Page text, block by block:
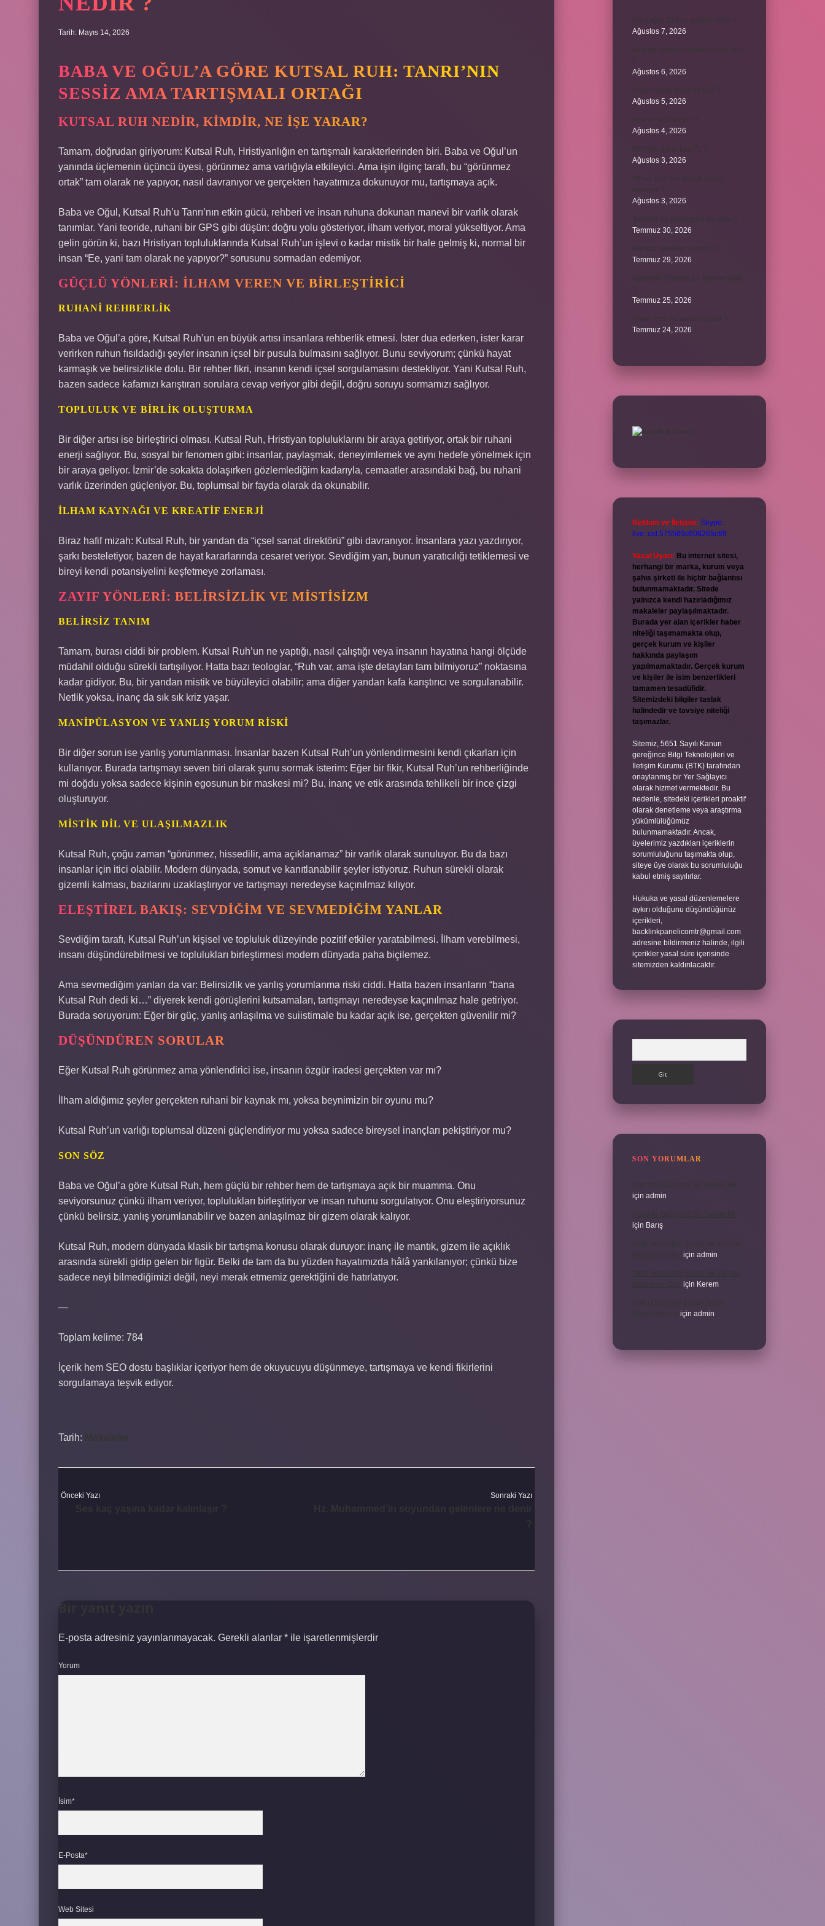
Tarih: Mayıs 14, 2026
BABA VE OĞUL’A GÖRE KUTSAL RUH: TANRI’NIN
SESSIZ AMA TARTIŞMALI ORTAĞI
KUTSAL RUH NEDIR, KIMDIR, NE İŞE YARAR?
Tamam, doğrudan giriyorum: Kutsal Ruh, Hristiyanlığın en tartışmalı karakterlerinden biri. Baba ve Oğul’un
yanında üçlemenin üçüncü üyesi, görünmez ama varlığıyla etkileyici. Ama işin ilginç tarafı, bu “görünmez
ortak” tam olarak ne yapıyor, nasıl davranıyor ve gerçekten hayatımıza dokunuyor mu, tartışmaya açık.
Baba ve Oğul, Kutsal Ruh’u Tanrı’nın etkin gücü, rehberi ve insan ruhuna dokunan manevi bir varlık olarak
tanımlar. Yani teoride, ruhani bir GPS gibi düşün: doğru yolu gösteriyor, ilham veriyor, moral yükseltiyor. Ama
gelin görün ki, bazı Hristiyan topluluklarında Kutsal Ruh’un işlevi o kadar mistik bir hale gelmiş ki, normal bir
insan “Ee, yani tam olarak ne yapıyor?” sorusunu sormadan edemiyor.
GÜÇLÜ YÖNLERI: İLHAM VEREN VE BIRLEŞTIRICI
RUHANI REHBERLIK
Baba ve Oğul’a göre, Kutsal Ruh’un en büyük artısı insanlara rehberlik etmesi. İster dua ederken, ister karar
verirken ruhun fısıldadığı şeyler insanın içsel bir pusula bulmasını sağlıyor. Bunu seviyorum; çünkü hayat
karmaşık ve belirsizlikle dolu. Bir rehber fikri, insanın kendi içsel sorgulamasını destekliyor. Yani Kutsal Ruh,
bazen sadece kafamızı karıştıran sorulara cevap veriyor gibi değil, doğru soruyu sormamızı sağlıyor.
TOPLULUK VE BIRLIK OLUŞTURMA
Bir diğer artısı ise birleştirici olması. Kutsal Ruh, Hristiyan topluluklarını bir araya getiriyor, ortak bir ruhani
enerji sağlıyor. Bu, sosyal bir fenomen gibi: insanlar, paylaşmak, deneyimlemek ve aynı hedefe yönelmek için
bir araya geliyor. İzmir’de sokakta dolaşırken gözlemlediğim kadarıyla, cemaatler arasındaki bağ, bu ruhani
varlık üzerinden güçleniyor. Bu, toplumsal bir fayda olarak da okunabilir.
İLHAM KAYNAĞI VE KREATIF ENERJI
Biraz hafif mizah: Kutsal Ruh, bir yandan da “içsel sanat direktörü” gibi davranıyor. İnsanlara yazı yazdırıyor,
şarkı besteletiyor, bazen de hayat kararlarında cesaret veriyor. Sevdiğim yan, bunun yaratıcılığı tetiklemesi ve
bireyi kendi potansiyelini keşfetmeye zorlaması.
ZAYIF YÖNLERI: BELIRSIZLIK VE MISTISIZM
BELIRSIZ TANIM
Tamam, burası ciddi bir problem. Kutsal Ruh’un ne yaptığı, nasıl çalıştığı veya insanın hayatına hangi ölçüde
müdahil olduğu sürekli tartışılıyor. Hatta bazı teologlar, “Ruh var, ama işte detayları tam bilmiyoruz” noktasına
kadar gidiyor. Bu, bir yandan mistik ve büyüleyici olabilir; ama diğer yandan kafa karıştırıcı ve sorgulanabilir.
Netlik yoksa, inanç da sık sık kriz yaşar.
MANIPÜLASYON VE YANLIŞ YORUM RISKI
Bir diğer sorun ise yanlış yorumlanması. İnsanlar bazen Kutsal Ruh’un yönlendirmesini kendi çıkarları için
kullanıyor. Burada tartışmayı seven biri olarak şunu sormak isterim: Eğer bir fikir, Kutsal Ruh’un rehberliğinde
mi doğdu yoksa sadece kişinin egosunun bir maskesi mi? Bu, inanç ve etik arasında tehlikeli bir ince çizgi
oluşturuyor.
MISTIK DIL VE ULAŞILMAZLIK
Kutsal Ruh, çoğu zaman “görünmez, hissedilir, ama açıklanamaz” bir varlık olarak sunuluyor. Bu da bazı
insanlar için itici olabilir. Modern dünyada, somut ve kanıtlanabilir şeyler istiyoruz. Ruhun sürekli olarak
gizemli kalması, bazılarını uzaklaştırıyor ve tartışmayı neredeyse kaçınılmaz kılıyor.
ELEŞTIREL BAKIŞ: SEVDIĞIM VE SEVMEDIĞIM YANLAR
Sevdiğim tarafı, Kutsal Ruh’un kişisel ve topluluk düzeyinde pozitif etkiler yaratabilmesi. İlham verebilmesi,
insanı düşündürebilmesi ve toplulukları birleştirmesi modern dünyada paha biçilemez.
Ama sevmediğim yanları da var: Belirsizlik ve yanlış yorumlanma riski ciddi. Hatta bazen insanların “bana
Kutsal Ruh dedi ki…” diyerek kendi görüşlerini kutsamaları, tartışmayı neredeyse kaçınılmaz hale getiriyor.
Burada soruyorum: Eğer bir güç, yanlış anlaşılma ve suiistimale bu kadar açık ise, gerçekten güvenilir mi?
DÜŞÜNDÜREN SORULAR
Eğer Kutsal Ruh görünmez ama yönlendirici ise, insanın özgür iradesi gerçekten var mı?
İlham aldığımız şeyler gerçekten ruhani bir kaynak mı, yoksa beynimizin bir oyunu mu?
Kutsal Ruh’un varlığı toplumsal düzeni güçlendiriyor mu yoksa sadece bireysel inançları pekiştiriyor mu?
SON SÖZ
Baba ve Oğul’a göre Kutsal Ruh, hem güçlü bir rehber hem de tartışmaya açık bir muamma. Onu
seviyorsunuz çünkü ilham veriyor, toplulukları birleştiriyor ve insan ruhunu sorgulatıyor. Onu eleştiriyorsunuz
çünkü belirsiz, yanlış yorumlanabilir ve bazen anlaşılmaz bir gizem olarak kalıyor.
Kutsal Ruh, modern dünyada klasik bir tartışma konusu olarak duruyor: inanç ile mantık, gizem ile açıklık
arasında sürekli gidip gelen bir figür. Belki de tam da bu yüzden hayatımızda hâlâ yankılanıyor; çünkü bize
sadece neyi bilmediğimizi değil, neyi merak etmemiz gerektiğini de hatırlatıyor.
—
Toplam kelime: 784
İçerik hem SEO dostu başlıklar içeriyor hem de okuyucuyu düşünmeye, tartışmaya ve kendi fikirlerini
sorgulamaya teşvik ediyor.
Tarih: Makaleler
Önceki Yazı Sonraki Yazı
E-posta adresiniz yayınlanmayacak. Gerekli alanlar * ile işaretlenmişlerdir
Yorum
İsim*
E-Posta*
Web Sitesi
Ağustos 7, 2026
Ağustos 6, 2026
Ağustos 5, 2026
Ağustos 4, 2026
Ağustos 3, 2026
Ağustos 3, 2026
Temmuz 30, 2026
Temmuz 29, 2026
Temmuz 25, 2026
Temmuz 24, 2026
Reklam ve İletişim: Skype:
live:.cid.575569c608265c69
Yasal Uyarı: Bu internet sitesi,
herhangi bir marka, kurum veya
şahıs şirketi ile hiçbir bağlantısı
bulunmamaktadır. Sitede
yalnızca kendi hazırladığımız
makaleler paylaşılmaktadır.
Burada yer alan içerikler haber
niteliği taşımamakta olup,
gerçek kurum ve kişiler
hakkında paylaşım
yapılmamaktadır. Gerçek kurum
ve kişiler ile isim benzerlikleri
tamamen tesadüfidir.
Sitemizdeki bilgiler taslak
halindedir ve tavsiye niteliği
taşımazlar.
Sitemiz, 5651 Sayılı Kanun
gereğince Bilgi Teknolojileri ve
İletişim Kurumu (BTK) tarafından
onaylanmış bir Yer Sağlayıcı
olarak hizmet vermektedir. Bu
nedenle, sitedeki içerikleri proaktif
olarak denetleme veya araştırma
yükümlülüğümüz
bulunmamaktadır. Ancak,
üyelerimiz yazdıkları içeriklerin
sorumluluğunu taşımakta olup,
siteye üye olarak bu sorumluluğu
kabul etmiş sayılırlar.
Hukuka ve yasal düzenlemelere
aykırı olduğunu düşündüğünüz
içerikleri,
backlinkpanelicomtr@gmail.com
adresine bildirmeniz halinde, ilgili
içerikler yasal süre içerisinde
sitemizden kaldırılacaktır.
SON YORUMLAR
için admin
için Barış
için admin
için Kerem
için admin